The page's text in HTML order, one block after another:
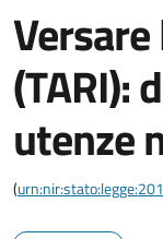
(TARI):
utenze
(